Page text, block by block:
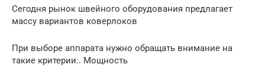
Сегодня рынок швейного оборудования предлагает
массу вариантов коверлоков
При выборе аппарата нужно обращать внимание на
такие критерии:. Мощность